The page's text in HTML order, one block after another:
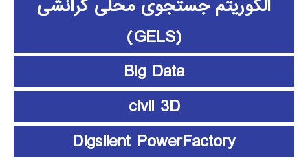
الگوریتم جستجوی محلی گرانشی
(GELS)
Big Data
civil 3D
Digsilent PowerFactory